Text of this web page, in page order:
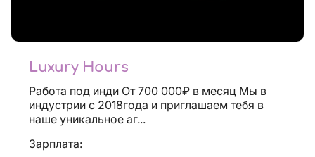
Luxury Hours
Работа под инди От 700 000₽ в месяц Мы в
индустрии с 2018года и приглашаем тебя в
наше уникальное аг...
Зарплата: